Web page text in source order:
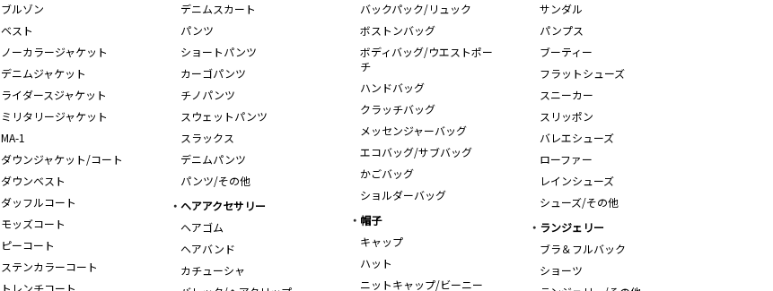
ブルゾン
ベスト
ノーカラージャケット
デニムジャケット
ライダースジャケット
ミリタリージャケット
MA-1
ダウンジャケット/コート
ダウンベスト
ダッフルコート
モッズコート
ピーコート
ステンカラーコート
トレンチコート
デニムスカート
パンツ
ショートパンツ
カーゴパンツ
チノパンツ
スウェットパンツ
スラックス
デニムパンツ
パンツ/その他
バックパック/リュック
ボストンバッグ
ボディバッグ/ウエストポー
チ
ハンドバッグ
クラッチバッグ
メッセンジャーバッグ
エコバッグ/サブバッグ
かごバッグ
ショルダーバッグ
サンダル
パンプス
ブーティー
フラットシューズ
スニーカー
スリッポン
バレエシューズ
ローファー
レインシューズ
シューズ/その他
ヘアアクセサリー
ヘアゴム
ヘアバンド
カチューシャ
帽子
キャップ
ハット
ニットキャップ/ビーニー
ランジェリー
ブラ＆フルバック
ショーツ